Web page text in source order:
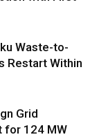
Waste-to-
Restart Within
Grid
for 124 MW